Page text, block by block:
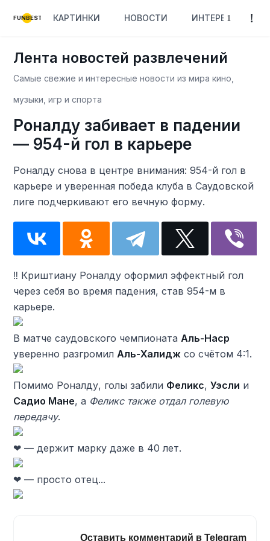
FUNBEST КАРТИНКИ НОВОСТИ ИНТЕРЕСНОЕ
Лента новостей развлечений
Самые свежие и интересные новости из мира кино,
музыки, игр и спорта
Роналду забивает в падении
— 954-й гол в карьере
Роналду снова в центре внимания: 954-й гол в
карьере и уверенная победа клуба в Саудовской
лиге подчеркивают его вечную форму.
‼ Криштиану Роналду оформил эффектный гол
через себя во время падения, став 954-м в
карьере.
В матче саудовского чемпионатаАль-Наср
уверенно разгромилАль-Халидж со счётом 4:1.
Помимо Роналду, голы забили Феликс,Уэсли и
Садио Мане, а Феликс также отдал голевую
передачу.
❤ — держит марку даже в 40 лет.
❤ — просто отец...